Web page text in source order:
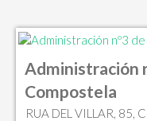
Administración
Compostela
RUA DEL VILLAR, 85,